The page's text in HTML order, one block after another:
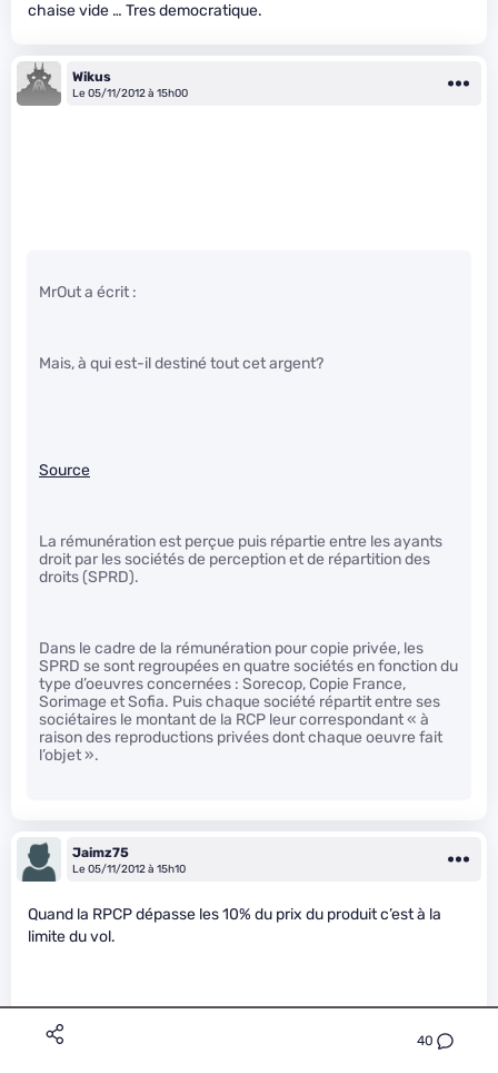
40
chaise vide … Tres democratique.
Wikus
Le 05/11/2012 à 15h00
MrOut a écrit :
Mais, à qui est-il destiné tout cet argent?
Source
La rémunération est perçue puis répartie entre les ayants
droit par les sociétés de perception et de répartition des
droits (SPRD).
Dans le cadre de la rémunération pour copie privée, les
SPRD se sont regroupées en quatre sociétés en fonction du
type d’oeuvres concernées : Sorecop, Copie France,
Sorimage et Sofia. Puis chaque société répartit entre ses
sociétaires le montant de la RCP leur correspondant « à
raison des reproductions privées dont chaque oeuvre fait
l’objet ».
Jaimz75
Le 05/11/2012 à 15h10
Quand la RPCP dépasse les 10% du prix du produit c’est à la
limite du vol.
Exemple sur les HDD externe, en achetant le même produit à
l’étranger on économise 20,00 euros ! C’est énorme !